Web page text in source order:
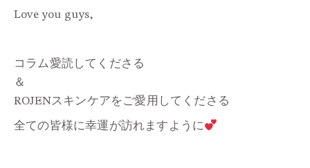
Love you guys,
コラム愛読してくださる
＆
ROJENスキンケアをご愛用してくださる
全ての皆様に幸運が訪れますように